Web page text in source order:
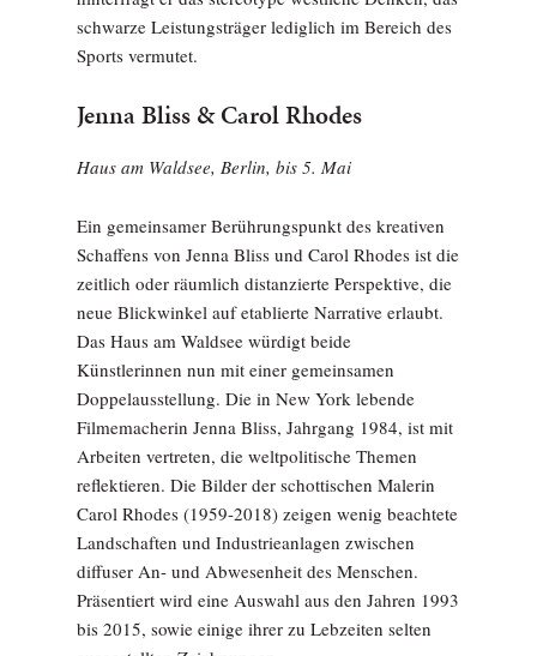
schwarze Leistungsträger lediglich im Bereich des
Sports vermutet.
Jenna Bliss & Carol Rhodes
Haus am Waldsee, Berlin, bis 5. Mai
Ein gemeinsamer Berührungspunkt des kreativen
Schaffens von Jenna Bliss und Carol Rhodes ist die
zeitlich oder räumlich distanzierte Perspektive, die
neue Blickwinkel auf etablierte Narrative erlaubt.
Das Haus am Waldsee würdigt beide
Künstlerinnen nun mit einer gemeinsamen
Doppelausstellung. Die in New York lebende
Filmemacherin Jenna Bliss, Jahrgang 1984, ist mit
Arbeiten vertreten, die weltpolitische Themen
reflektieren. Die Bilder der schottischen Malerin
Carol Rhodes (1959-2018) zeigen wenig beachtete
Landschaften und Industrieanlagen zwischen
diffuser An- und Abwesenheit des Menschen.
Präsentiert wird eine Auswahl aus den Jahren 1993
bis 2015, sowie einige ihrer zu Lebzeiten selten